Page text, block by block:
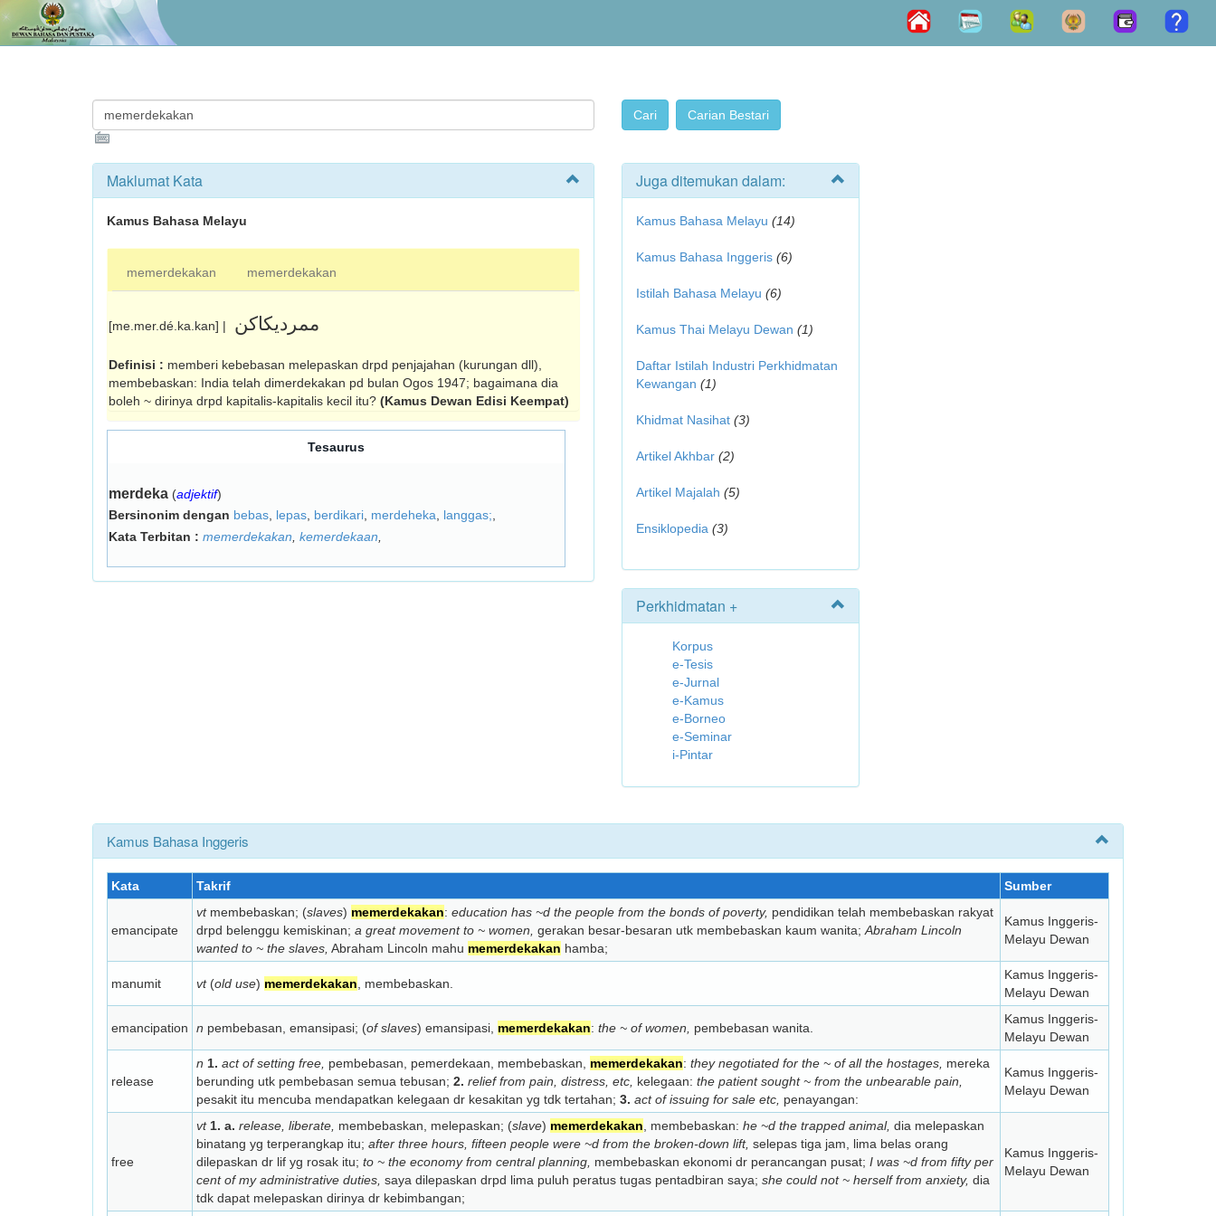
Maklumat Kata
Kamus Bahasa Melayu
memerdekakan memerdekakan
[me.mer.dé.ka.kan] | ممرديکاکن
Definisi : memberi kebebasan mele­paskan drpd penjajahan (kurungan dll),
mem­bebaskan: India telah dimerdekakan pd bulan Ogos 1947; bagaimana dia
boleh ~ dirinya drpd kapitalis-kapitalis kecil itu? (Kamus Dewan Edisi Keempat)
Tesaurus
merdeka (adjektif)
Bersinonim dengan bebas lepas berdikari merdeheka langgas;
Kata Terbitan : memerdekakan kemerdekaan
Juga ditemukan dalam:
Kamus Bahasa Melayu (14)
Kamus Bahasa Inggeris (6)
Istilah Bahasa Melayu (6)
Kamus Thai Melayu Dewan (1)
Daftar Istilah Industri Perkhidmatan
Kewangan (1)
Khidmat Nasihat (3)
Artikel Akhbar (2)
Artikel Majalah (5)
Ensiklopedia (3)
Perkhidmatan +
Korpus
e-Tesis
e-Jurnal
e-Kamus
e-Borneo
e-Seminar
i-Pintar
Kamus Bahasa Inggeris
Kata Takrif Sumber
emancipate
vtmembebaskan; (slaves) memerdekakan: education has ~d the people from the bonds of poverty, pendidikan telah membebaskan rakyat
drpd belenggu kemiskinan; a great movement to ~ women, gerakan besar-besaran utk membebaskan kaum wanita; Abraham Lincoln
wanted to ~ the slaves, Abraham Lincoln mahu memerdekakan hamba;
Kamus Inggeris-
Melayu Dewan
manumit vt(old use) memerdekakan , membebaskan.
Kamus Inggeris-
Melayu Dewan
emancipation n pembebasan, emansipasi; (of slaves) emansipasi, memerdekakan: the ~ of women, pembebasan wanita.
Kamus Inggeris-
Melayu Dewan
release
n 1. act of setting free, pembebasan, pemerdekaan, membebaskan, memerdekakan: they negotiated for the ~ of all the hostages, mereka
berunding utk pembebasan semua tebusan; 2. relief from pain, distress, etc, kelegaan: the patient sought ~ from the unbearable pain,
pesakit itu mencuba mendapatkan kelegaan dr kesakitan yg tdk tertahan; 3. act of issuing for sale etc, penayangan:
Kamus Inggeris-
Melayu Dewan
free
vt 1. a. release, liberate, membebaskan, melepaskan; (slave) memerdekakan , membebaskan: he ~d the trapped animal, dia melepaskan
binatang yg terperangkap itu; after three hours, fifteen people were ~d from the broken-down lift, selepas tiga jam, lima belas orang
dilepaskan dr lif yg rosak itu; to ~ the economy from central planning, membebaskan ekonomi dr perancangan pusat; I was ~d from fifty per
cent of my administrative duties, saya dilepaskan drpd lima puluh peratus tugas pentadbiran saya; she could not ~ herself from anxiety, dia
tdk dapat melepaskan dirinya dr kebimbangan;
Kamus Inggeris-
Melayu Dewan